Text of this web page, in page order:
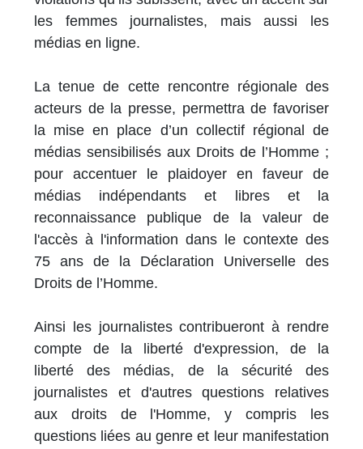
les femmes journalistes, mais aussi les
médias en ligne.
La tenue de cette rencontre régionale des
acteurs de la presse, permettra de favoriser
la mise en place d’un collectif régional de
médias sensibilisés aux Droits de l’Homme ;
pour accentuer le plaidoyer en faveur de
médias indépendants et libres et la
reconnaissance publique de la valeur de
l'accès à l'information dans le contexte des
75 ans de la Déclaration Universelle des
Droits de l’Homme.
Ainsi les journalistes contribueront à rendre
compte de la liberté d'expression, de la
liberté des médias, de la sécurité des
journalistes et d'autres questions relatives
aux droits de l'Homme, y compris les
questions liées au genre et leur manifestation